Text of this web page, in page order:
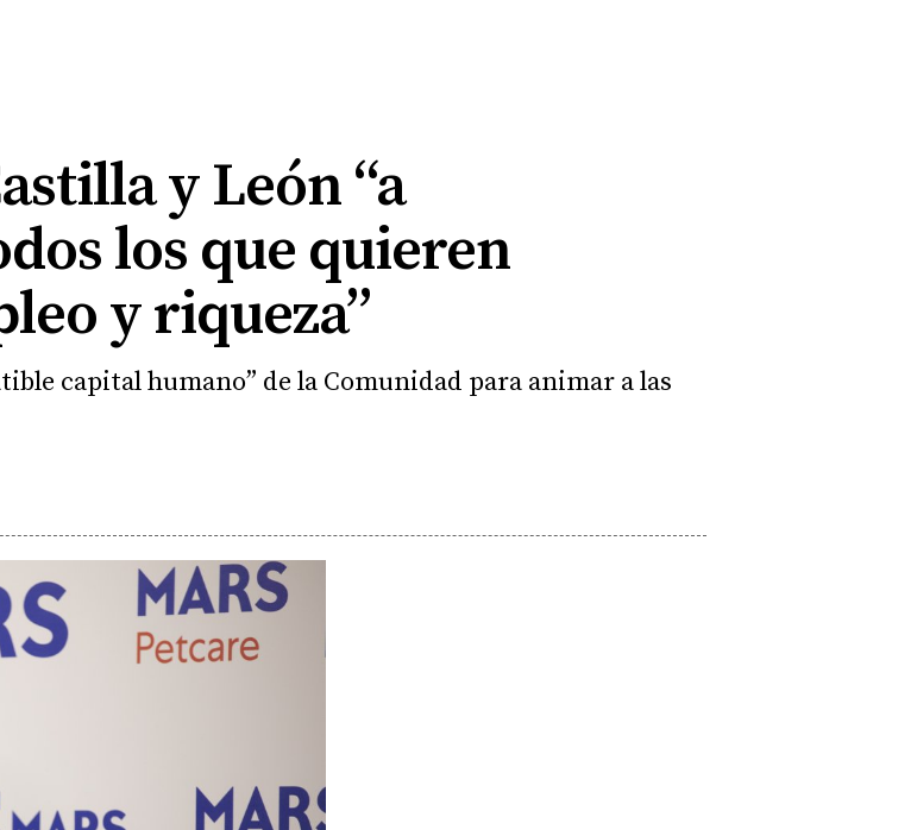
y León “a
los que quieren
y riqueza”
capital humano” de la Comunidad para animar a las